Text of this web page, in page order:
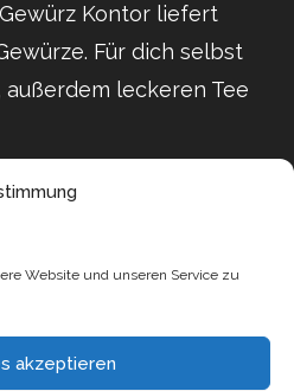
Website und unseren Service zu
akzeptieren
Kontor liefert
Für dich selbst
leckeren Tee